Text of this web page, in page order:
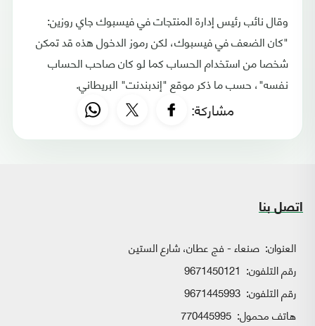
وقال نائب رئيس إدارة المنتجات في فيسبوك جاي روزين:
"كان الضعف في فيسبوك، لكن رموز الدخول هذه قد تمكن
شخصا من استخدام الحساب كما لو كان صاحب الحساب
نفسه"، حسب ما ذكر موقع "إندبندنت" البريطاني.
مشاركة:
اتصل بنا
العنوان: صنعاء - فج عطان، شارع الستين
رقم التلفون: 9671450121
رقم التلفون: 9671445993
هاتف محمول: 770445995